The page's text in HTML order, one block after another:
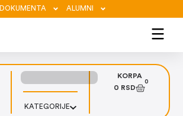
DOKUMENTA ALUMNI
KATEGORIJE
KORPA
0 RSD
0